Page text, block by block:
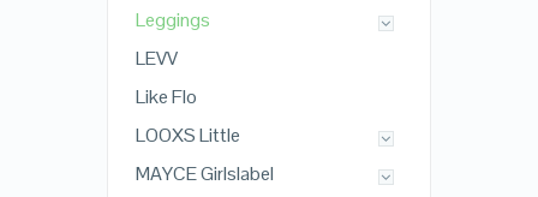
Leggings
LEVV
Like Flo
LOOXS Little
MAYCE Girlslabel